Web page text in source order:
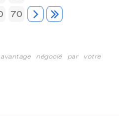
70
négocié par votre